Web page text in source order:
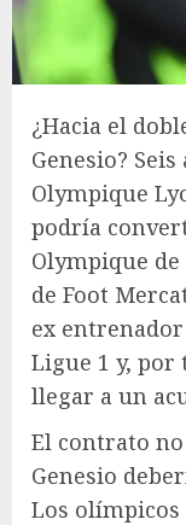
¿Hacia el
Genesio?
Olympique
podría
Olympique
de Foot
ex
Ligue 1 y, por
llegar a un
El contrato
Genesio
Los